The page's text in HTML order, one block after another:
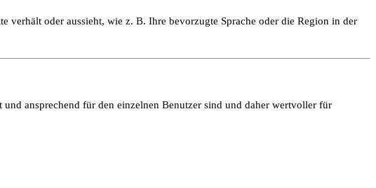
verhält oder aussieht, wie z. B. Ihre bevorzugte Sprache oder die Region in der
ansprechend für den einzelnen Benutzer sind und daher wertvoller für